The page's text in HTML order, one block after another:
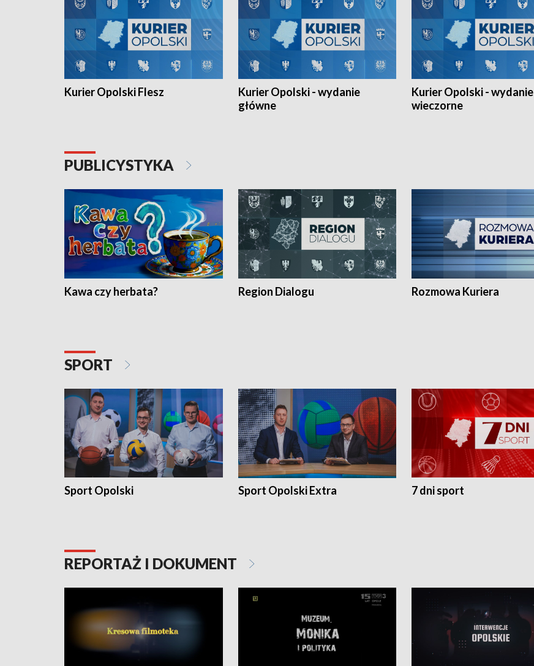
Kurier Opolski Flesz
Kurier Opolski - wydanie
główne
Kurier Opolski - wydanie
wieczorne
PUBLICYSTYKA
Kawa czy herbata? Region Dialogu Rozmowa Kuriera
SPORT
Sport Opolski Sport Opolski Extra 7 dni sport
REPORTAŻ I DOKUMENT